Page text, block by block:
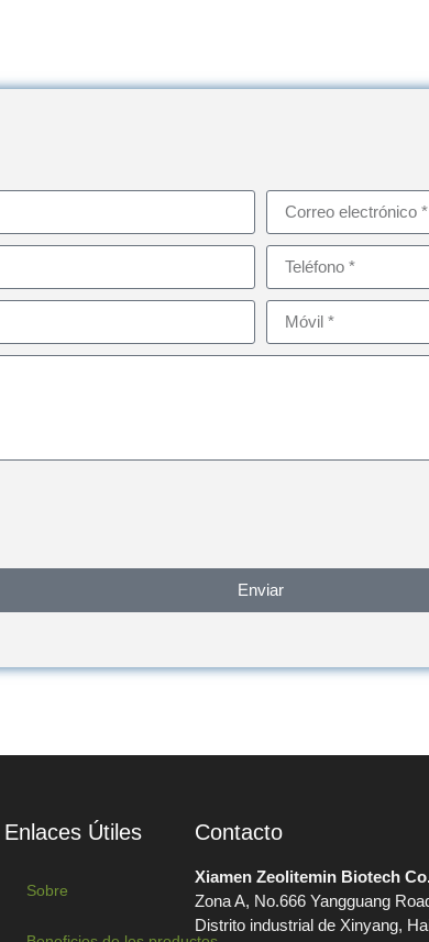
Enviar
Enlaces Útiles
Sobre
Contacto
Xiamen Zeolitemin Biotech
Zona A, No.666 Yangguang
Distrito industrial de Xinyang,